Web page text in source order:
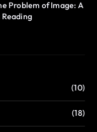
Problem of Image: A
(10)
(18)